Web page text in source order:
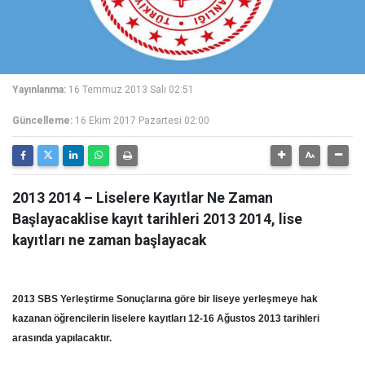
Yayınlanma: 16 Temmuz 2013 Salı 02:51
Güncelleme: 16 Ekim 2017 Pazartesi 02:00
2013 2014 – Liselere Kayıtlar Ne Zaman
Başlayacaklise kayıt tarihleri 2013 2014, lise
kayıtları ne zaman başlayacak
2013 SBS Yerleştirme Sonuçlarına göre bir liseye yerleşmeye hak
kazanan öğrencilerin liselere kayıtları 12-16 Ağustos 2013 tarihleri
arasında yapılacaktır.